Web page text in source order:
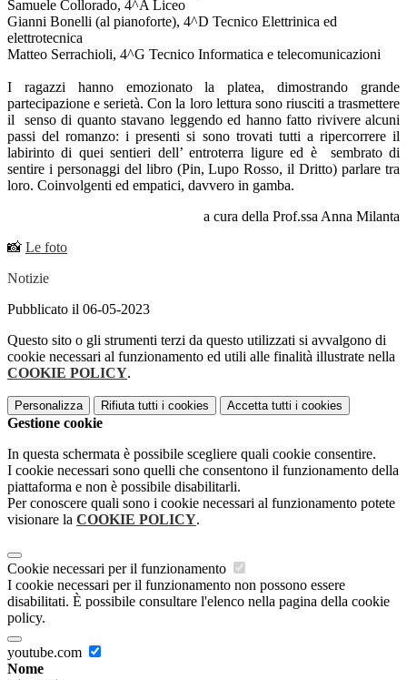
Samuele Collorado, 4^A Liceo
Gianni Bonelli (al pianoforte), 4^D Tecnico Elettrinica ed
elettrotecnica
Matteo Serrachioli, 4^G Tecnico Informatica e telecomunicazioni
I ragazzi hanno emozionato la platea, dimostrando grande
partecipazione e serietà. Con la loro lettura sono riusciti a trasmettere
il senso di quanto stavano leggendo ed hanno fatto rivivere alcuni
passi del romanzo: i presenti si sono trovati tutti a ripercorrere il
labirinto di quei sentieri dell’ entroterra ligure ed è sembrato di
sentire i personaggi del libro (Pin, Lupo Rosso, il Dritto) parlare tra
loro. Coinvolgenti ed empatici, davvero in gamba.
a cura della Prof.ssa Anna Milanta
📸 Le foto
Notizie
Pubblicato il 06-05-2023
Questo sito o gli strumenti terzi da questo utilizzati si avvalgono di
cookie necessari al funzionamento ed utili alle finalità illustrate nella
COOKIE POLICY.
Personalizza Rifiuta tutti i cookies Accetta tutti i cookies
Gestione cookie
In questa schermata è possibile scegliere quali cookie consentire.
I cookie necessari sono quelli che consentono il funzionamento della
piattaforma e non è possibile disabilitarli.
Per conoscere quali sono i cookie necessari al funzionamento potete
visionare la COOKIE POLICY.
Cookie necessari per il funzionamento
I cookie necessari per il funzionamento non possono essere
disabilitati. È possibile consultare l'elenco nella pagina della cookie
policy.
youtube.com
Nome